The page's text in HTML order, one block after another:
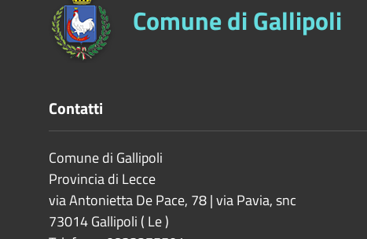
Comune di Gallipoli
Contatti
Comune di Gallipoli
Provincia di Lecce
via Antonietta De Pace, 78 | via Pavia, snc
73014Gallipoli ( Le)